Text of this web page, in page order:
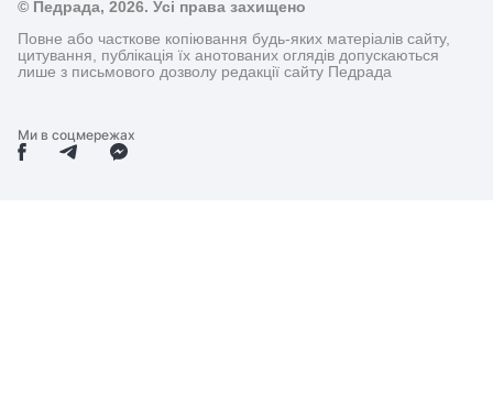
© Педрада, 2026. Усі права захищено
Повне або часткове копіювання будь-яких матеріалів сайту,
цитування, публікація їх анотованих оглядів допускаються
лише з письмового дозволу редакції сайту Педрада
Ми в соцмережах